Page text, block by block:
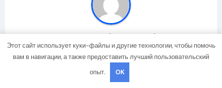
Bystudiamebeli
Этот сайт использует куки-файлы и другие технологии, чтобы помочь
вам в навигации, а также предоставить лучший пользовательский
опыт.
OK